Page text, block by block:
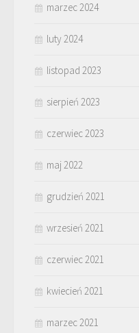
marzec 2024
luty 2024
listopad 2023
sierpień 2023
czerwiec 2023
maj 2022
grudzień 2021
wrzesień 2021
czerwiec 2021
kwiecień 2021
marzec 2021